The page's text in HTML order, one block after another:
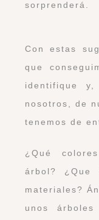
sorprenderá.
Con estas
que
identifique
nosotros, de
tenemos de
¿Qué
árbol? ¿Que
materiales?
unos